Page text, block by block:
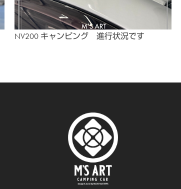
NV200 キャンピング 進行状況です